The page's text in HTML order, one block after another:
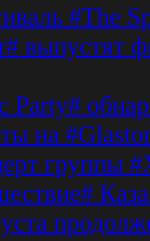
#The
выпустят
Party#
на
группы